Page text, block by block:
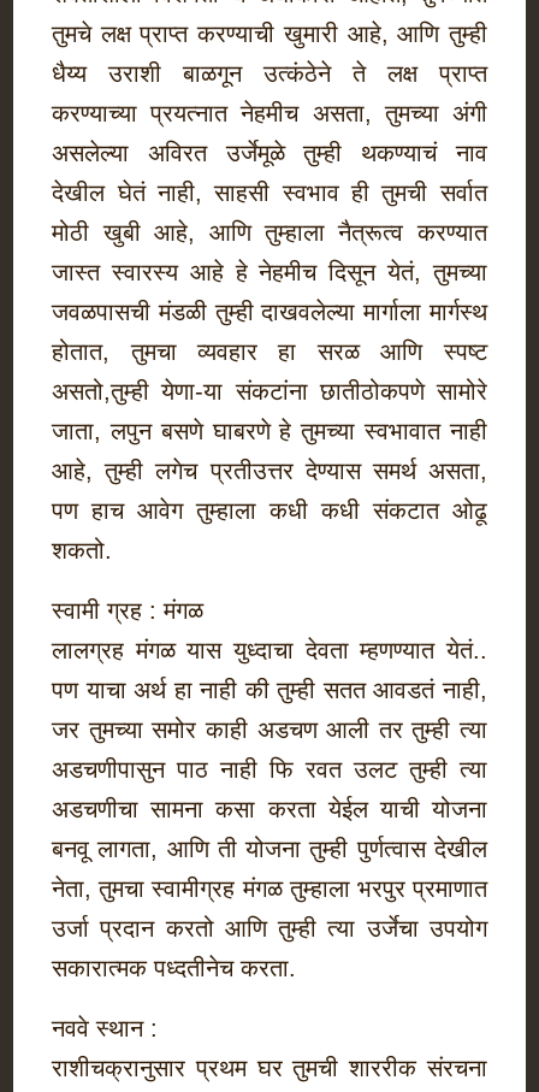
तुमचे लक्ष प्राप्त करण्याची खुमारी आहे, आणि तुम्ही
धैय्य उराशी बाळगून उत्कंठेने ते लक्ष प्राप्त
करण्याच्या प्रयत्नात नेहमीच असता, तुमच्या अंगी
असलेल्या अविरत उर्जेमूळे तुम्ही थकण्याचं नाव
देखील घेतं नाही, साहसी स्वभाव ही तुमची सर्वात
मोठी खुबी आहे, आणि तुम्हाला नैत्रूत्व करण्यात
जास्त स्वारस्य आहे हे नेहमीच दिसून येतं, तुमच्या
जवळपासची मंडळी तुम्ही दाखवलेल्या मार्गाला मार्गस्थ
होतात, तुमचा व्यवहार हा सरळ आणि स्पष्ट
असतो,तुम्ही येणा-या संकटांना छातीठोकपणे सामोरे
जाता, लपुन बसणे घाबरणे हे तुमच्या स्वभावात नाही
आहे, तुम्ही लगेच प्रतीउत्तर देण्यास समर्थ असता,
पण हाच आवेग तुम्हाला कधी कधी संकटात ओढू
शकतो.
स्वामी ग्रह : मंगळ
लालग्रह मंगळ यास युध्दाचा देवता म्हणण्यात येतं..
पण याचा अर्थ हा नाही की तुम्ही सतत आवडतं नाही,
जर तुमच्या समोर काही अडचण आली तर तुम्ही त्या
अडचणीपासुन पाठ नाही फि रवत उलट तुम्ही त्या
अडचणीचा सामना कसा करता येईल याची योजना
बनवू लागता, आणि ती योजना तुम्ही पुर्णत्वास देखील
नेता, तुमचा स्वामीग्रह मंगळ तुम्हाला भरपुर प्रमाणात
उर्जा प्रदान करतो आणि तुम्ही त्या उर्जेचा उपयोग
सकारात्मक पध्दतीनेच करता.
नववे स्थान :
राशीचक्रानुसार प्रथम घर तुमची शाररीक संरचना